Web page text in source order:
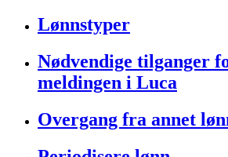
Lønnstyper
Nødvendige tilganger
meldingen i Luca
Overgang fra annet